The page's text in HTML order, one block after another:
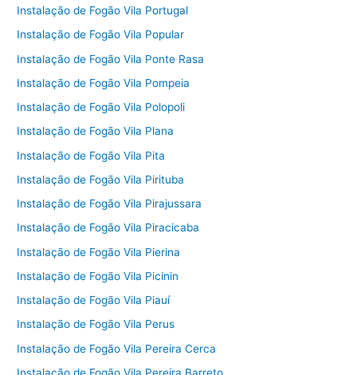
Instalação de Fogão Vila Portugal
Instalação de Fogão Vila Popular
Instalação de Fogão Vila Ponte Rasa
Instalação de Fogão Vila Pompeia
Instalação de Fogão Vila Polopoli
Instalação de Fogão Vila Plana
Instalação de Fogão Vila Pita
Instalação de Fogão Vila Pirituba
Instalação de Fogão Vila Pirajussara
Instalação de Fogão Vila Piracicaba
Instalação de Fogão Vila Pierina
Instalação de Fogão Vila Picinin
Instalação de Fogão Vila Piauí
Instalação de Fogão Vila Perus
Instalação de Fogão Vila Pereira Cerca